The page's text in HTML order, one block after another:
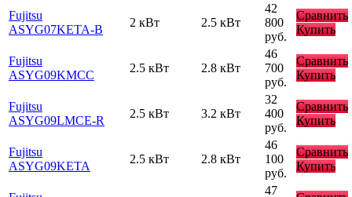
Fujitsu
ASYG07KETA-B
2 кВт 2.5 кВт
42
800
руб.
Сравнить
Купить
Fujitsu
ASYG09KMCC
2.5 кВт 2.8 кВт
46
700
руб.
Сравнить
Купить
Fujitsu
ASYG09LMCE-R
2.5 кВт 3.2 кВт
32
400
руб.
Сравнить
Купить
Fujitsu
ASYG09KETA
2.5 кВт 2.8 кВт
46
100
руб.
Сравнить
Купить
47